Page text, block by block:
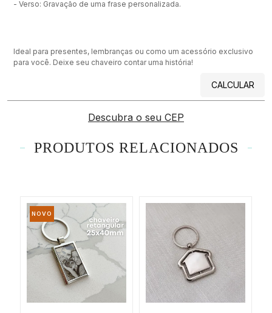
- Verso: Gravação de uma frase personalizada.
Ideal para presentes, lembranças ou como um acessório exclusivo
para você. Deixe seu chaveiro contar uma história!
CALCULAR
Descubra o seu CEP
PRODUTOS RELACIONADOS
NOVO